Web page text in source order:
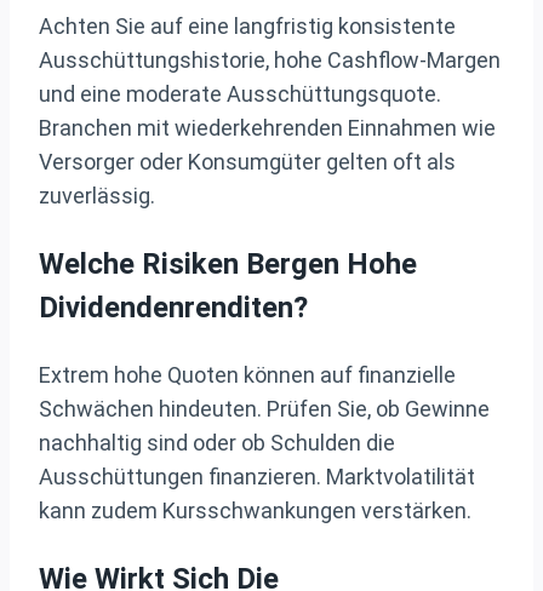
Achten Sie auf eine langfristig konsistente
Ausschüttungshistorie, hohe Cashflow-Margen
und eine moderate Ausschüttungsquote.
Branchen mit wiederkehrenden Einnahmen wie
Versorger oder Konsumgüter gelten oft als
zuverlässig.
Welche Risiken Bergen Hohe
Dividendenrenditen?
Extrem hohe Quoten können auf finanzielle
Schwächen hindeuten. Prüfen Sie, ob Gewinne
nachhaltig sind oder ob Schulden die
Ausschüttungen finanzieren. Marktvolatilität
kann zudem Kursschwankungen verstärken.
Wie Wirkt Sich Die